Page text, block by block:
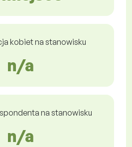
kobiet na stanowisku
n/a
na stanowisku
n/a